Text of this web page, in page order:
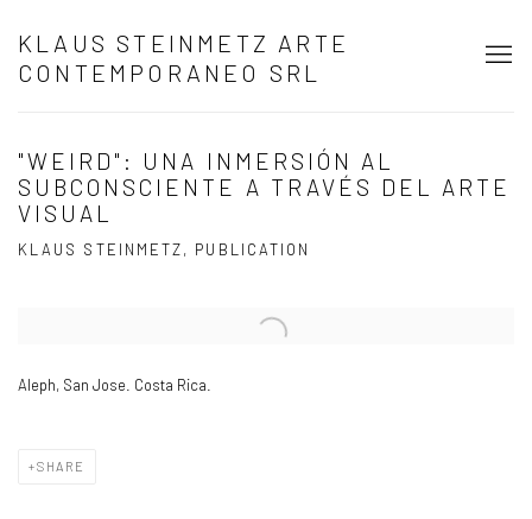
KLAUS STEINMETZ ARTE
CONTEMPORANEO SRL
"WEIRD": UNA INMERSIÓN AL
SUBCONSCIENTE A TRAVÉS DEL ARTE
VISUAL
KLAUS STEINMETZ, PUBLICATION
Open a larger version of the following image in a popup:
Aleph, San Jose. Costa Rica.
SHARE